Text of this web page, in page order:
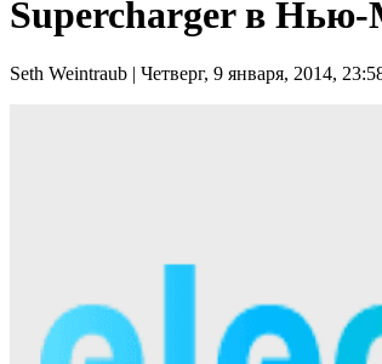
Supercharger в
Seth Weintraub | Четверг, 9 января, 2014,